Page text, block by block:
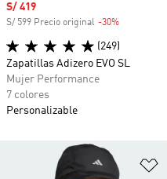
Precio de venta
S/ 419
S/ 599 Precio original -30%
(249)
Zapatillas Adizero EVO SL
Mujer Performance
7 colores
Personalizable